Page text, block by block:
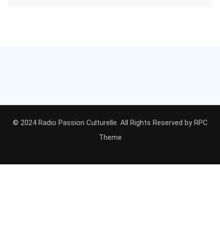
© 2024 Radio Passion Culturelle. All Rights Reserved byRPC
Theme